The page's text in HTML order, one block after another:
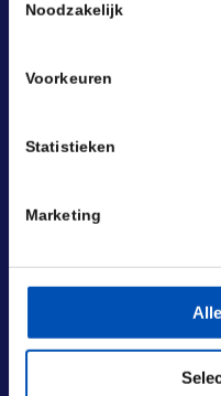
Noodzakelijk
Voorkeuren
Statistieken
Marketing